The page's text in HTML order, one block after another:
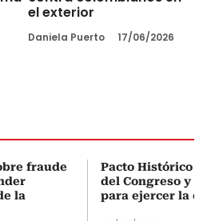
el exterior
Daniela Puerto 17/06/2026
fraude
la
Pacto Histórico
del Congreso y
para ejercer la